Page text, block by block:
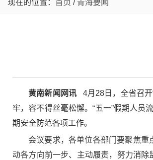
现在的位置： 首页 / 青海要闻
黄南新闻网讯
4月28日，全省召
牢，容不得丝毫松懈。“五一”假期人员
期安全防范各项工作。
会议要求，各单位各部门要聚焦
动各方向前一步、主动履责，努力消